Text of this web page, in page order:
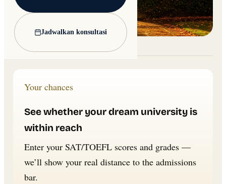
Jadwalkan konsultasi
Lead image: Wikimedia Commons
Your chances
See whether your dream university is
within reach
Enter your SAT/TOEFL scores and grades —
we’ll show your real distance to the admissions
bar.